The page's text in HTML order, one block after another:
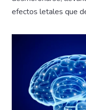
efectos letales que